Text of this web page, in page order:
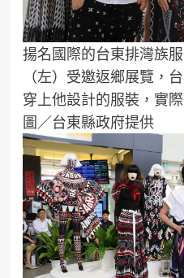
揚名國際的台東排灣族
（左）受邀返鄉展覽，
穿上他設計的服裝，實
圖／台東縣政府提供